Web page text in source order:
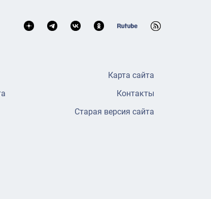
Карта сайта
Контакты
Старая версия сайта